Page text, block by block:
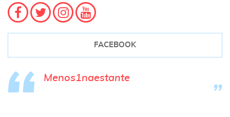
FACEBOOK
Menos1naestante